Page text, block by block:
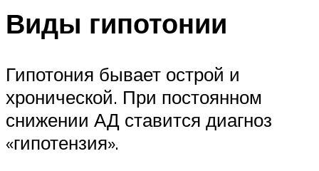
Виды гипотонии
Гипотония бывает острой и
хронической. При постоянном
снижении АД ставится диагноз
«гипотензия».